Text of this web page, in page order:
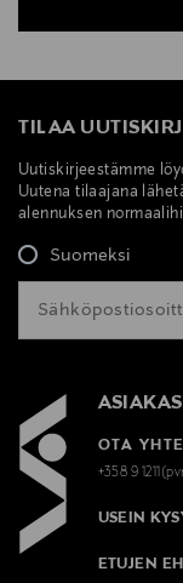
TILAA
Uutiskirjeestämme
Uutena tilaajana
alennuksen
Suomeksi
OTA
+358 9
USEIN
ETUJEN